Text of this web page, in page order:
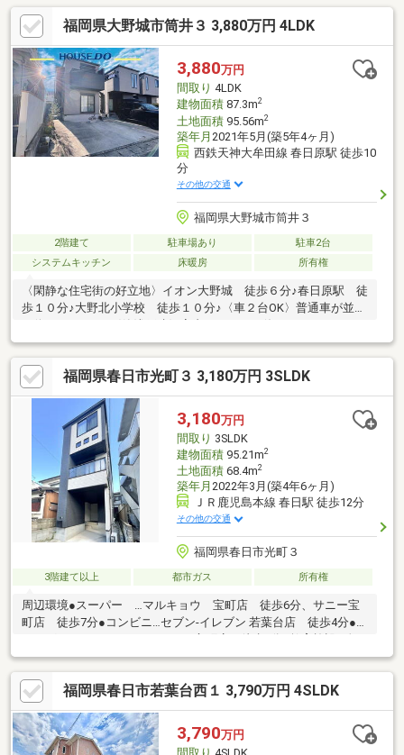
式床暖房あり・全居室6帖以上あり・納戸あり・洗面室に床下収納
あり■ご希望のお住まい探しをお手伝いします
━━━━━━━━━━━━━━━・・・・・ 物件の詳細・ご相
談はお気軽にお問い合わせください。
福岡県大野城市筒井３ 3,880万円 4LDK
3,880万円
間取り 4LDK
建物面積87.3m2
土地面積95.56m2
築年月 2021年5月(築5年4ヶ月)
西鉄天神大牟田線 春日原駅 徒歩10
分
その他の交通
福岡県大野城市筒井３
2階建て 駐車場あり
駐車2台
システムキッチン
床暖房 所有権
〈閑静な住宅街の好立地〉イオン大野城 徒歩６分♪春日原駅 徒
歩１０分♪大野北小学校 徒歩１０分♪〈車２台OK〉普通車が並列
まお住まいいただけます。〈リビング床暖房〉足元からあたたか
い暮らしを実現♪＼充実の周辺環境♪／ミスターマックス 大野城
店 徒歩５分♪大野城市役所 徒歩７分♪上筒井ふれあい公園 徒
歩６分♪スポーツデポ 太宰府インター店 徒歩１４分♪
福岡県春日市光町３ 3,180万円 3SLDK
3,180万円
間取り 3SLDK
建物面積95.21m2
土地面積68.4m2
築年月 2022年3月(築4年6ヶ月)
ＪＲ鹿児島本線 春日駅 徒歩12分
その他の交通
福岡県春日市光町３
3階建て以上 都市ガス 所有権
周辺環境●スーパー …マルキョウ 宝町店 徒歩6分、サニー宝
町店 徒歩7分●コンビニ…セブン-イレブン 若葉台店 徒歩4分●ド
駅前なないろ保育園 徒歩8分、春日市立春日東小学校 徒歩9
分、春日市立春日東中学校 徒歩6分●病院…自衛隊福岡病院 徒
歩7分●光公園 徒歩3分【販売担当】※ご内覧希望等お気軽にお問
い合わせください。東急リバブル大橋センター担当：安井 薫乃
（やすい ゆきの）携帯 080-9656-3966 フリーコール 0120-965-
759
福岡県春日市若葉台西１ 3,790万円 4SLDK
3,790万円